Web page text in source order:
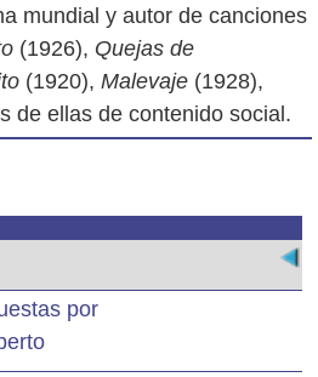
mundial y autor de canciones
(1926), Quejas de
(1920), Malevaje (1928),
de ellas de contenido social.
por